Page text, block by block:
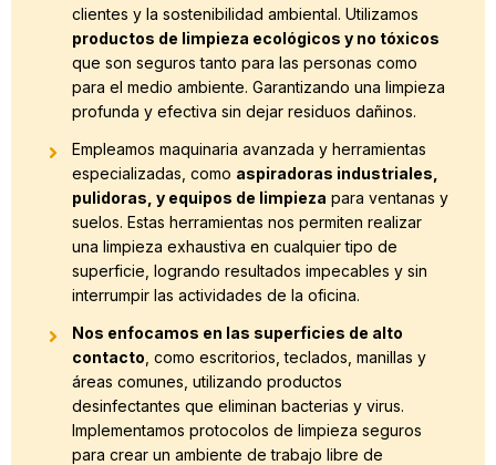
clientes y la sostenibilidad ambiental. Utilizamos
productos de limpieza ecológicos y no tóxicos
que son seguros tanto para las personas como
para el medio ambiente. Garantizando una limpieza
profunda y efectiva sin dejar residuos dañinos.
Empleamos maquinaria avanzada y herramientas
especializadas, como aspiradoras industriales,
pulidoras, y equipos de limpieza para ventanas y
suelos. Estas herramientas nos permiten realizar
una limpieza exhaustiva en cualquier tipo de
superficie, logrando resultados impecables y sin
interrumpir las actividades de la oficina.
Nos enfocamos en las superficies de alto
contacto , como escritorios, teclados, manillas y
áreas comunes, utilizando productos
desinfectantes que eliminan bacterias y virus.
Implementamos protocolos de limpieza seguros
para crear un ambiente de trabajo libre de